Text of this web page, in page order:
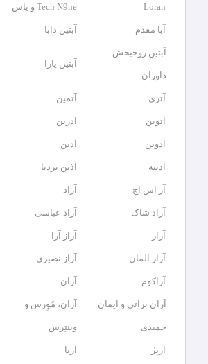
Loran Tech N9ne و یاس
آبا مقدم آبتین دابا
آبتین روحبخش
داوران
آبتین یارا
آتری آتمین
آتوین آدرین
آدوین آدین
آدینه آذین بردیا
آر اس اچ آراد
آراد شاک آراد عباسی
آراز آراز آرا
آراز المان آراز نصیری
آراکوم آران
آران براتی و ایمان
حمیدی
آران، مُوِرس و
وینتِرس
آرپژ آرتا